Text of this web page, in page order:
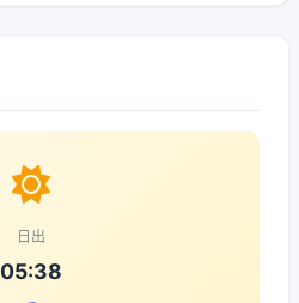
日出
05:38